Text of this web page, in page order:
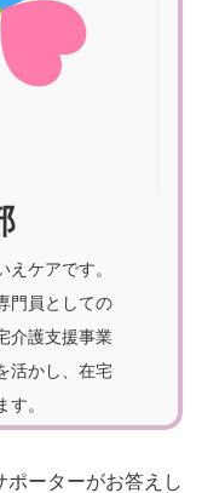
ケアです。
門員としての
介護支援事業
活かし、在宅
。
ーターがお答えし